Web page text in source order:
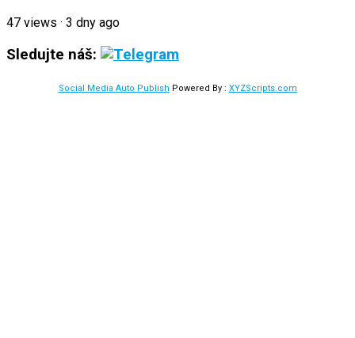
47 views · 3 dny ago
Sledujte náš:
Social Media Auto Publish Powered By : XYZScripts.com